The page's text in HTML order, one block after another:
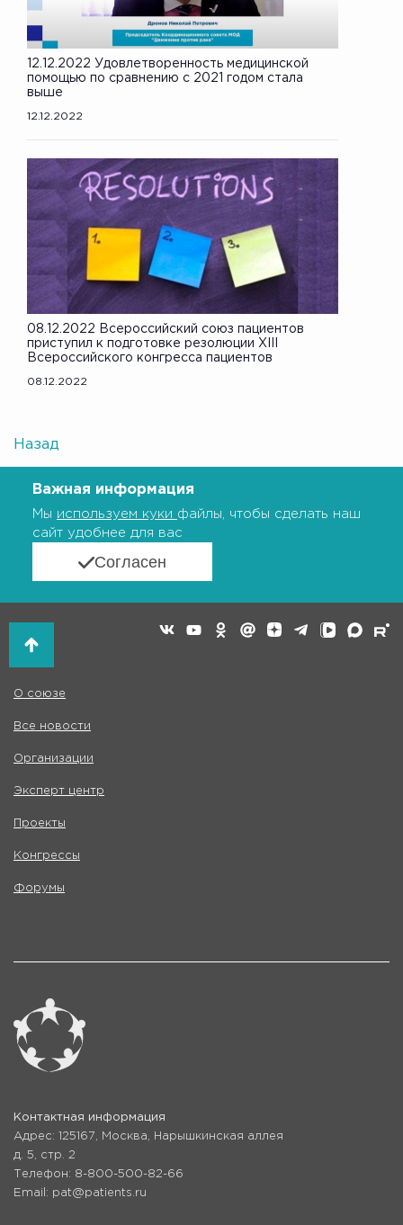
12.12.2022 Удовлетворенность медицинской
помощью по сравнению с 2021 годом стала
выше
12.12.2022
08.12.2022 Всероссийский союз пациентов
приступил к подготовке резолюции XIII
Всероссийского конгресса пациентов
08.12.2022
Назад
Важная информация
Мы используем куки файлы, чтобы сделать наш
сайт удобнее для вас
Согласен
О союзе
Все новости
Организации
Эксперт центр
Проекты
Конгрессы
Форумы
Контактная информация
Адрес: 125167, Москва, Нарышкинская аллея
д. 5, стр. 2
Телефон: 8-800-500-82-66
Email: pat@patients.ru